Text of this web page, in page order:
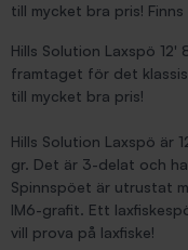
till mycket bra pris!
Hills Solution Laxspö
framtaget för det
till mycket bra pris!
Hills Solution Laxspö är
gr. Det är 3-delat och
Spinnspöet är utrustat
IM6-grafit. Ett
vill prova på laxfiske!